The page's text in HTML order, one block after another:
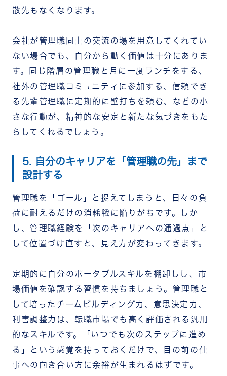
散先もなくなります。
会社が管理職同士の交流の場を用意してくれてい
ない場合でも、自分から動く価値は十分にありま
す。同じ階層の管理職と月に一度ランチをする、
社外の管理職コミュニティに参加する、信頼でき
る先輩管理職に定期的に壁打ちを頼む、などの小
さな行動が、精神的な安定と新たな気づきをもた
らしてくれるでしょう。
5. 自分のキャリアを「管理職の先」まで
設計する
管理職を「ゴール」と捉えてしまうと、日々の負
荷に耐えるだけの消耗戦に陥りがちです。しか
し、管理職経験を「次のキャリアへの通過点」と
して位置づけ直すと、見え方が変わってきます。
定期的に自分のポータブルスキルを棚卸しし、市
場価値を確認する習慣を持ちましょう。管理職と
して培ったチームビルディング力、意思決定力、
利害調整力は、転職市場でも高く評価される汎用
的なスキルです。「いつでも次のステップに進め
る」という感覚を持っておくだけで、目の前の仕
事への向き合い方に余裕が生まれるはずです。